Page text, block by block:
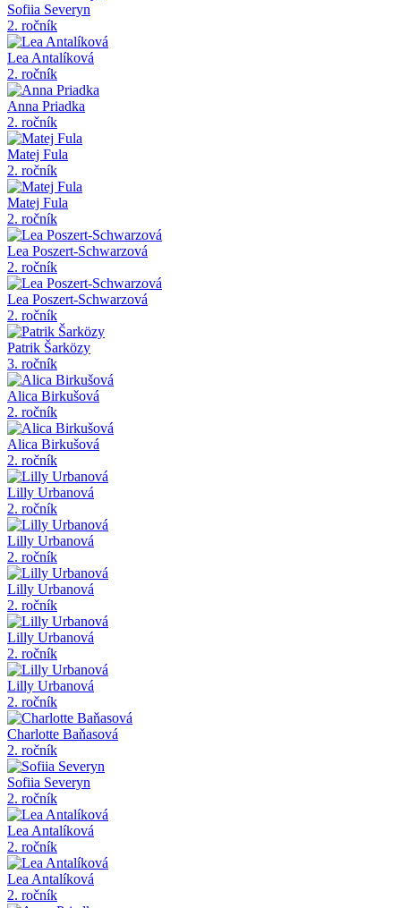
Sofiia Severyn
2. ročník
Lea Antalíková
2. ročník
Anna Priadka
2. ročník
Matej Fula
2. ročník
Matej Fula
2. ročník
Lea Poszert-Schwarzová
2. ročník
Lea Poszert-Schwarzová
2. ročník
Patrik Šarközy
3. ročník
Alica Birkušová
2. ročník
Alica Birkušová
2. ročník
Lilly Urbanová
2. ročník
Lilly Urbanová
2. ročník
Lilly Urbanová
2. ročník
Lilly Urbanová
2. ročník
Lilly Urbanová
2. ročník
Charlotte Baňasová
2. ročník
Sofiia Severyn
2. ročník
Lea Antalíková
2. ročník
Lea Antalíková
2. ročník